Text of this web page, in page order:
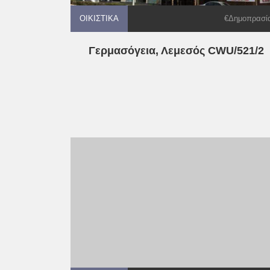
ΟΙΚΙΣΤΙΚΆ
ΟΙΚΙΣΤΙΚΆ
Γερμασόγεια, Λεμεσός CWU/521/2